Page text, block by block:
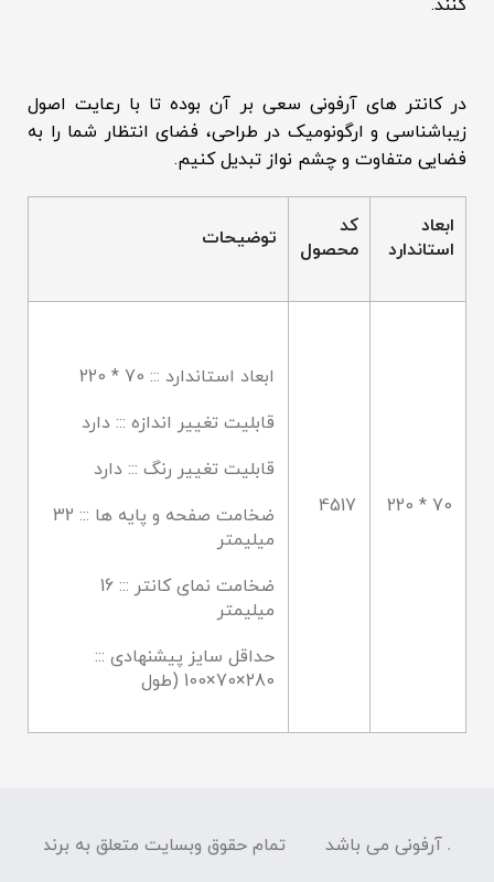
کنند.
در کانتر های آرفونی سعی بر آن بوده تا با رعایت اصول
زیباشناسی و ارگونومیک در طراحی، فضای انتظار شما را به
فضایی متفاوت و چشم نواز تبدیل کنیم.
ابعاد
استاندارد
کد
محصول
توضیحات
70 * 220
4517
ابعاد استاندارد ::: 70 * 220
قابلیت تغییر اندازه ::: دارد
قابلیت تغییر رنگ ::: دارد
ضخامت صفحه و پایه ها ::: 32
میلیمتر
ضخامت نمای کانتر ::: 16
میلیمتر
حداقل سایز پیشنهادی :::
280×70×100 (طول
تمام حقوق وبسایت متعلق به برند برند آرفونی می باشد